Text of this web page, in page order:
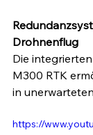
Drohnenflug
Die
M300 RTK
in
https://